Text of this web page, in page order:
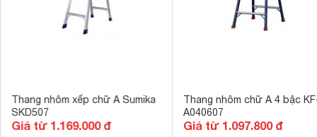
Thang nhôm xếp chữ A Sumika
SKD507
Giá từ 1.169.000 đ
Thang nhôm chữ A 4 bậc
A040607
Giá từ 1.097.800 đ